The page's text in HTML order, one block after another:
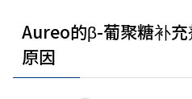
Aureo的β-葡聚糖补
原因